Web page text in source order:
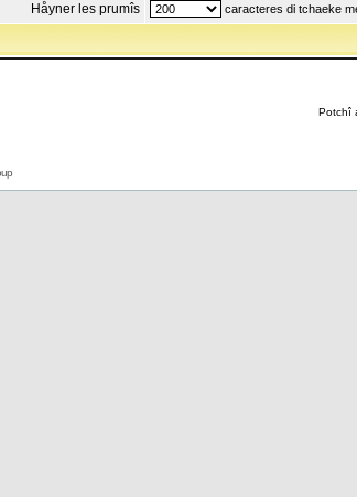
Håyner les prumîs caracteres di tchaeke
Potchî